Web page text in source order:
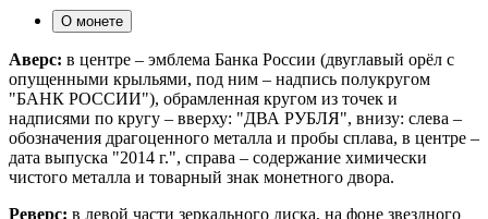
О монете
Аверс: в центре – эмблема Банка России (двуглавый орёл с
опущенными крыльями, под ним – надпись полукругом
"БАНК РОССИИ"), обрамленная кругом из точек и
надписями по кругу – вверху: "ДВА РУБЛЯ", внизу: слева –
обозначения драгоценного металла и пробы сплава, в центре –
дата выпуска "2014 г.", справа – содержание химически
чистого металла и товарный знак монетного двора.
Реверс: в левой части зеркального диска, на фоне звездного